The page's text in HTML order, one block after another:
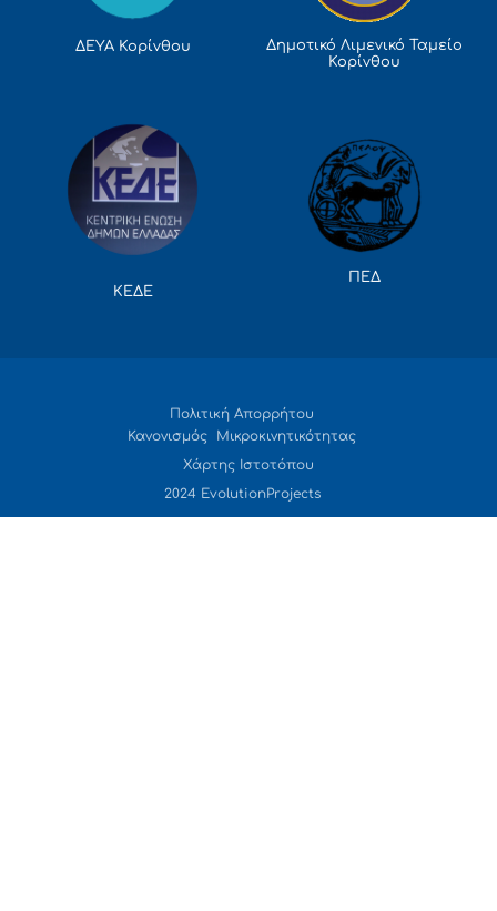
ΔΕΥΑ Κορίνθου
Δημοτικό Λιμενικό Ταμείο
Κορίνθου
ΚΕΔΕ
ΠΕΔ
Πολιτική Απορρήτου
Κανονισμός Μικροκινητικότητας
Χάρτης Ιστοτόπου
2024 EvolutionProjects